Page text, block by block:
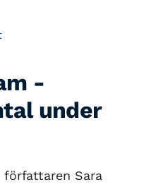
-
under
författaren Sara